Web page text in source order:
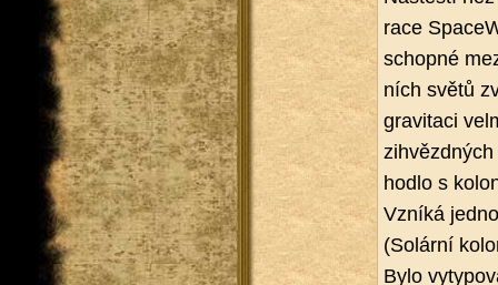
ra­ce
schop­né
ních světů
gra­vi­ta­ci
hod­lo s
Vzní­ká
(So­lár­ní
Bylo